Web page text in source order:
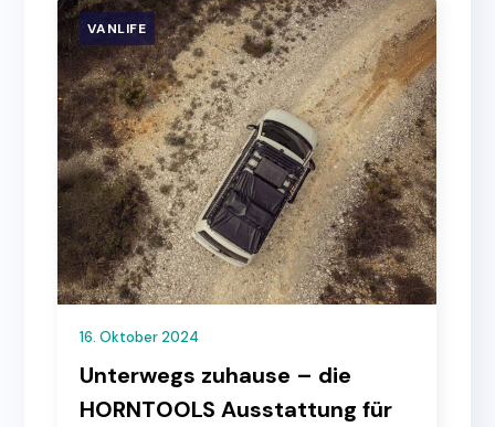
VANLIFE
16. Oktober 2024
Unterwegs zuhause – die
HORNTOOLS Ausstattung für